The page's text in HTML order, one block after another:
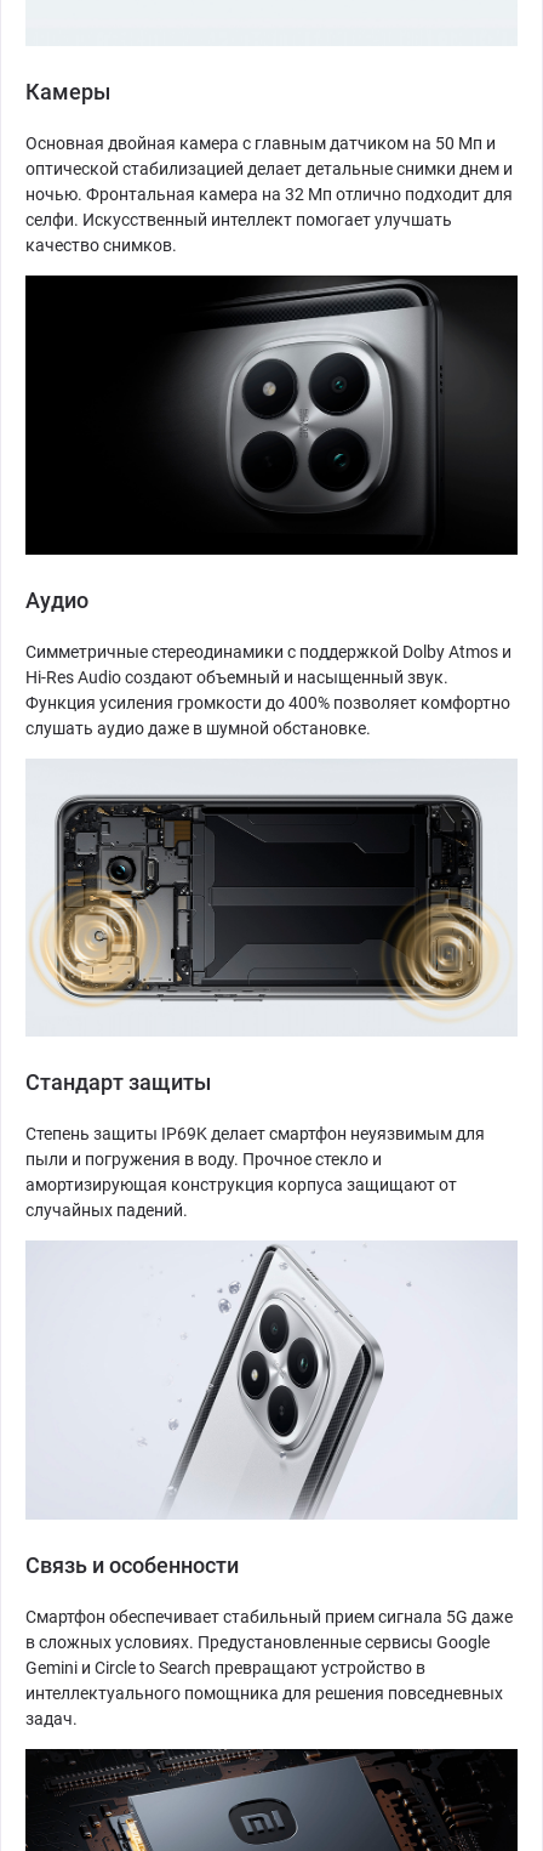
Камеры
Основная двойная камера с главным датчиком на 50 Мп и
оптической стабилизацией делает детальные снимки днем и
ночью. Фронтальная камера на 32 Мп отлично подходит для
селфи. Искусственный интеллект помогает улучшать
качество снимков.
Аудио
Симметричные стереодинамики с поддержкой Dolby Atmos и
Hi-Res Audio создают объемный и насыщенный звук.
Функция усиления громкости до 400% позволяет комфортно
слушать аудио даже в шумной обстановке.
Стандарт защиты
Степень защиты IP69K делает смартфон неуязвимым для
пыли и погружения в воду. Прочное стекло и
амортизирующая конструкция корпуса защищают от
случайных падений.
Связь и особенности
Смартфон обеспечивает стабильный прием сигнала 5G даже
в сложных условиях. Предустановленные сервисы Google
Gemini и Circle to Search превращают устройство в
интеллектуального помощника для решения повседневных
задач.